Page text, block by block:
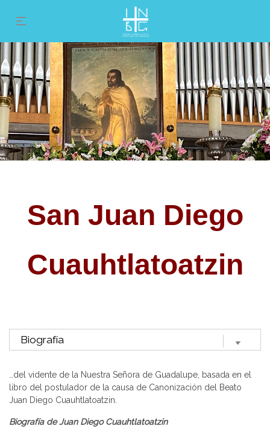
San Juan Diego
San Juan Diego
Cuauhtlatoatzin
…del vidente de la Nuestra Señora de Guadalupe, basada en el
libro del postulador de la causa de Canonización del Beato
Juan Diego Cuauhtlatoatzin.
Biografía de Juan Diego Cuauhtlatoatzin